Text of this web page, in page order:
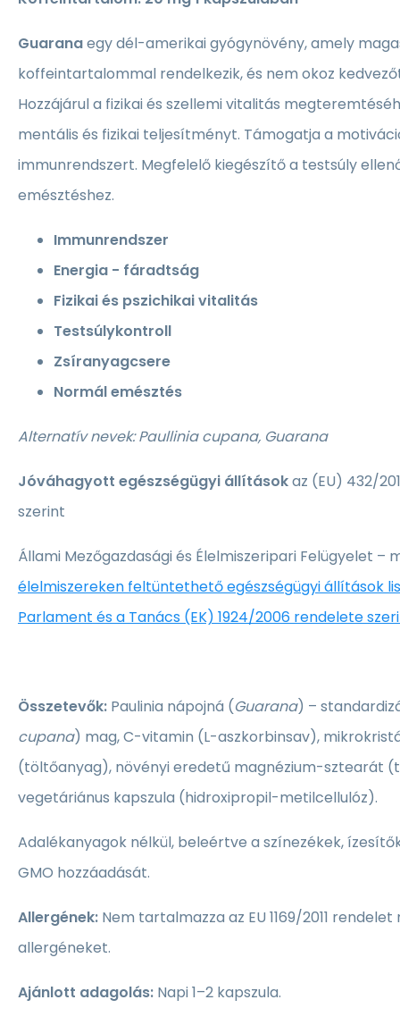
Guaranaegy dél-amerikai gyógynövény, amely
koffeintartalommal rendelkezik, és nem okoz
Hozzájárul a fizikai és szellemi vitalitás
mentális és fizikai teljesítményt. Támogatja a
immunrendszert. Megfelelő kiegészítő a testsúly
emésztéshez.
Immunrendszer
Energia - fáradtság
Fizikai és pszichikai vitalitás
Testsúlykontroll
Zsíranyagcsere
Normál emésztés
Alternatív nevek: Paullinia cupana, Guarana
Jóváhagyott egészségügyi állításokaz (EU) 432/
szerint
Állami Mezőgazdasági és Élelmiszeripari Felügyelet –
élelmiszereken feltüntethető egészségügyi állítások
Parlament és a Tanács (EK) 1924/2006 rendelete
Összetevők: Paulinia nápojná (Guarana) –
cupana) mag, C-vitamin (L-aszkorbinsav),
(töltőanyag), növényi eredetű magnézium-sztearát
vegetáriánus kapszula (hidroxipropil-metilcellulóz).
Adalékanyagok nélkül, beleértve a színezékek,
GMO hozzáadását.
Allergének: Nem tartalmazza az EU 1169/2011
allergéneket.
Ajánlott adagolás: Napi 1–2 kapszula.